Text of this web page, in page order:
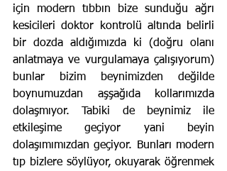
için modern tıbbın bize sunduğu ağrı
kesicileri doktor kontrolü altında belirli
bir dozda aldığımızda ki (doğru olanı
anlatmaya ve vurgulamaya çalışıyorum)
bunlar bizim beynimizden değilde
boynumuzdan aşşağıda kollarımızda
dolaşmıyor. Tabiki de beynimiz ile
etkileşime geçiyor yani beyin
dolaşımımızdan geçiyor. Bunları modern
tıp bizlere söylüyor, okuyarak öğrenmek